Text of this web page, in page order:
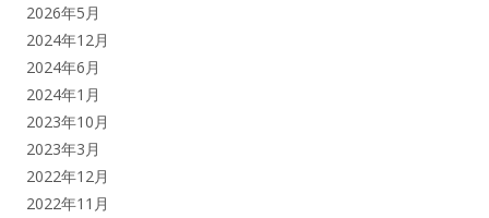
2026年5月
2024年12月
2024年6月
2024年1月
2023年10月
2023年3月
2022年12月
2022年11月